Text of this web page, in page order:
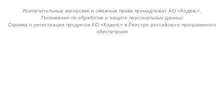
Исключительные авторские и смежные права принадлежат АО «Кодекс».
Положение по обработке и защите персональных данных
Справка о регистрации продуктов АО «Кодекс» в Реестре российского программного
обеспечения